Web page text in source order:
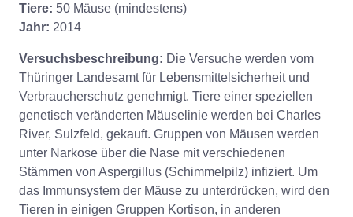
Tiere: 50 Mäuse (mindestens)
Jahr: 2014
Versuchsbeschreibung: Die Versuche werden vom
Thüringer Landesamt für Lebensmittelsicherheit und
Verbraucherschutz genehmigt. Tiere einer speziellen
genetisch veränderten Mäuselinie werden bei Charles
River, Sulzfeld, gekauft. Gruppen von Mäusen werden
unter Narkose über die Nase mit verschiedenen
Stämmen von Aspergillus (Schimmelpilz) infiziert. Um
das Immunsystem der Mäuse zu unterdrücken, wird den
Tieren in einigen Gruppen Kortison, in anderen